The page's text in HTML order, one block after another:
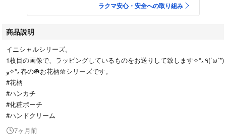
ラクマ安心・安全への取り組み
商品説明
イニシャルシリーズ。
1枚目の画像で、ラッピングしているものをお送りして致します✧*｡٩(ˊωˋ*)
و✧*｡春の☘️お花柄🌼シリーズです。
#花柄
#ハンカチ
#化粧ポーチ
#ハンドクリーム
7ヶ月前